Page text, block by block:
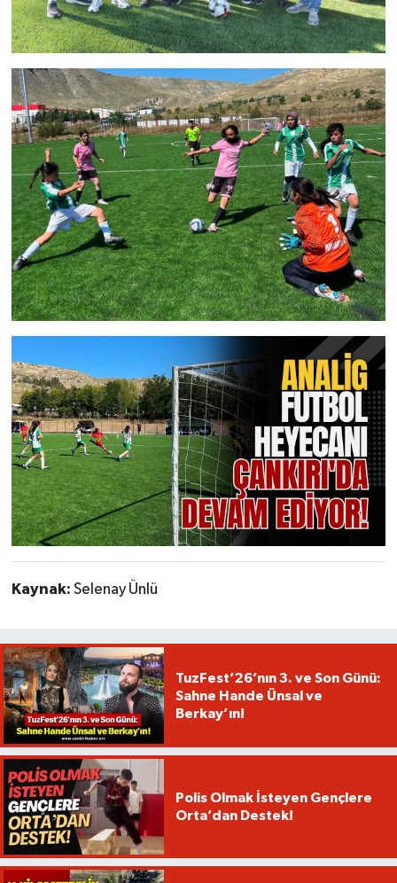
Kaynak: Selenay Ünlü
TuzFest’26’nın 3. ve Son Günü:
Sahne Hande Ünsal ve
Berkay’ın!
Polis Olmak İsteyen Gençlere
Orta’dan Destek!